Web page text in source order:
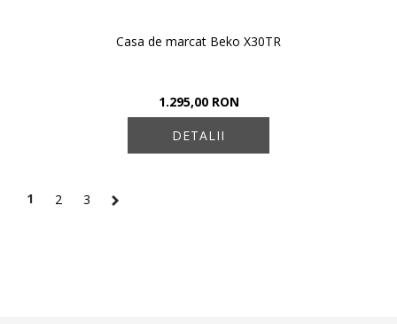
Casa de marcat Beko X30TR
1.295,00 RON
DETALII
1 2 3